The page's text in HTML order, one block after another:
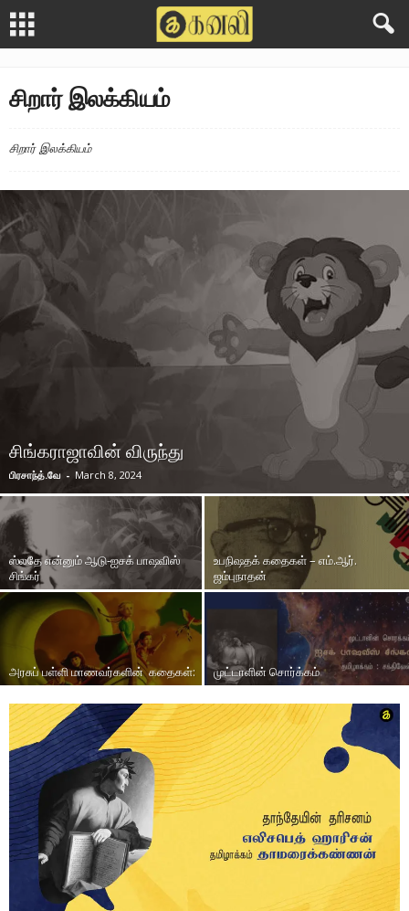
சிறார் இலக்கியம்
சிறார் இலக்கியம்
சிங்கராஜாவின் விருந்து
பிரசாந்த்.வே - March 8, 2024
ஸ்லதே என்னும் ஆடு-ஐசக் பாஷவிஸ்
சிங்கர்
உபநிஷதக் கதைகள் – எம்.ஆர்.
ஜம்புநாதன்
அரசுப் பள்ளி மாணவர்களின் கதைகள்: முட்டாளின் சொர்க்கம்